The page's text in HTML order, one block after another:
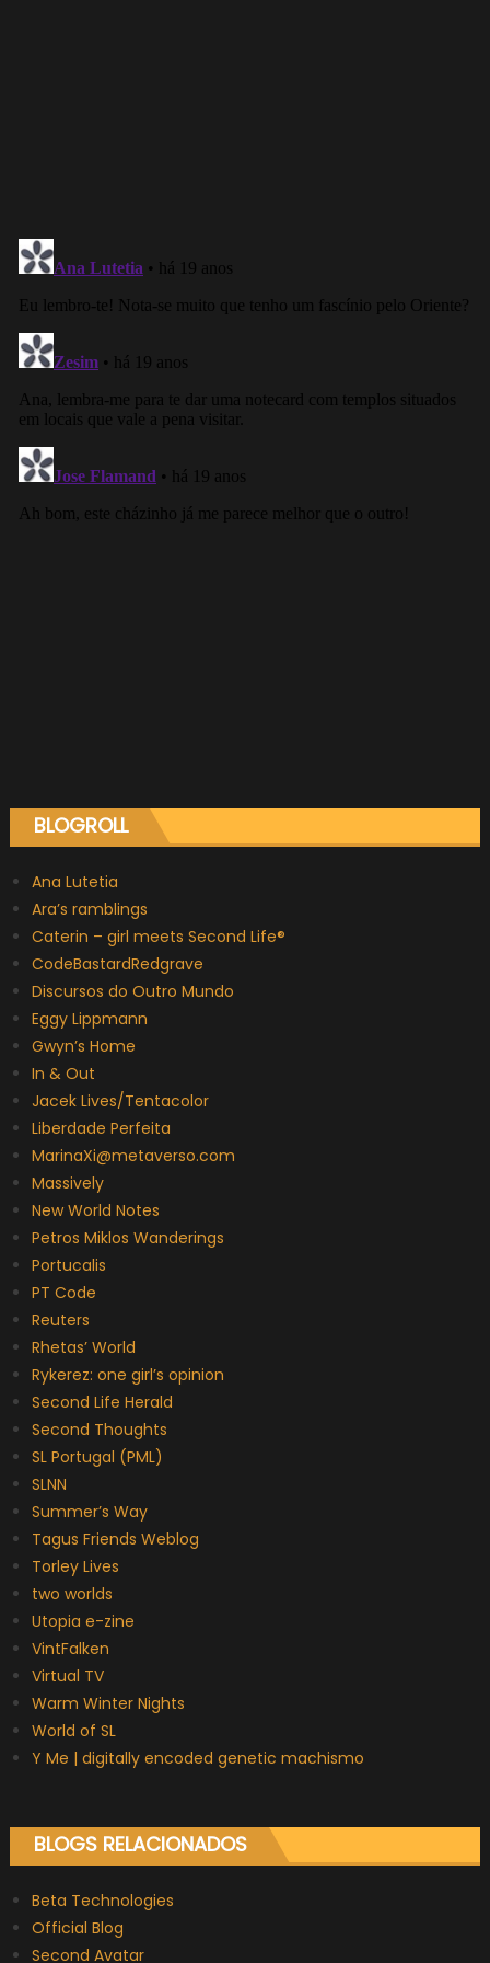
BLOGROLL
Ana Lutetia
Ara’s ramblings
Caterin – girl meets Second Life®
CodeBastardRedgrave
Discursos do Outro Mundo
Eggy Lippmann
Gwyn’s Home
In & Out
Jacek Lives/Tentacolor
Liberdade Perfeita
MarinaXi@metaverso.com
Massively
New World Notes
Petros Miklos Wanderings
Portucalis
PT Code
Reuters
Rhetas’ World
Rykerez: one girl’s opinion
Second Life Herald
Second Thoughts
SL Portugal (PML)
SLNN
Summer’s Way
Tagus Friends Weblog
Torley Lives
two worlds
Utopia e-zine
VintFalken
Virtual TV
Warm Winter Nights
World of SL
Y Me | digitally encoded genetic machismo
BLOGS RELACIONADOS
Beta Technologies
Official Blog
Second Avatar